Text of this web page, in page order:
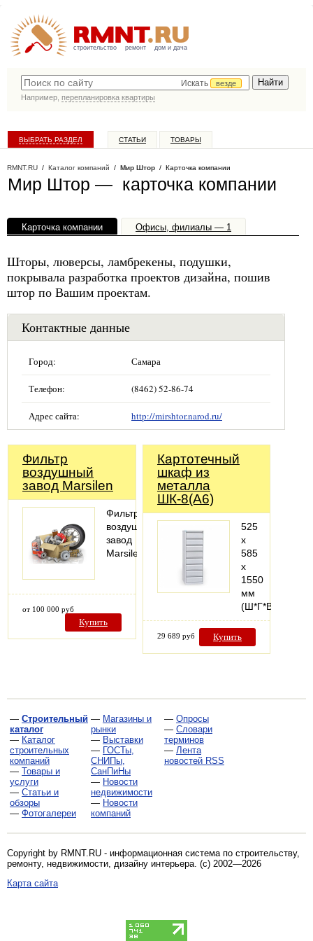
строительство ремонт дом и дача
Искать
везде
Например, перепланировка квартиры
ВЫБРАТЬ РАЗДЕЛ СТАТЬИ ТОВАРЫ
RMNT.RU / Каталог компаний / Мир Штор / Карточка компании
Мир Штор — карточка компании
Карточка компании Офисы, филиалы — 1
Шторы, люверсы, ламбрекены, подушки,
покрывала разработка проектов дизайна, пошив
штор по Вашим проектам.
Контактные данные
Город: Самара
Телефон: (8462) 52-86-74
Адрес сайта: http://mirshtor.narod.ru/
Фильтр
воздушный
завод Marsilen
Фильтр
воздушный
завод
Marsilen
от 100 000 руб
Купить
Картотечный
шкаф из
металла
ШК-8(А6)
525
х
585
х
1550
мм
(Ш*Г*В)
29 689 руб Купить
— Строительный
каталог
— Каталог
строительных
компаний
— Товары и
услуги
— Статьи и
обзоры
— Фотогалереи
— Магазины и
рынки
— Выставки
— ГОСТы,
СНИПы,
СанПиНы
— Новости
недвижимости
— Новости
компаний
— Опросы
— Словари
терминов
— Лента
новостей RSS
Copyright by RMNT.RU - информационная система по строительству,
ремонту, недвижимости, дизайну интерьера. (c) 2002—2026
Карта сайта